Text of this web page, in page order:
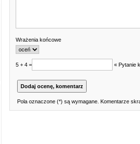
Wrażenia końcowe
5 + 4 = « Pytanie
Pola oznaczone (*) są wymagane. Komentarze